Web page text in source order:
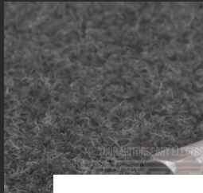
Skip
to
the
end
of
the
images
gallery